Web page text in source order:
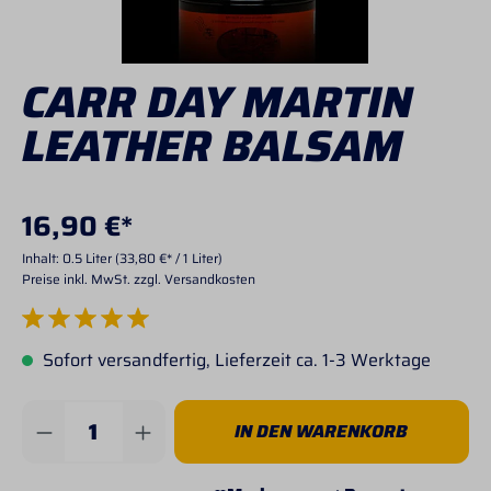
CARR DAY MARTIN
LEATHER BALSAM
16,90 €*
Inhalt: 0.5 Liter (33,80 €* / 1 Liter)
Preise inkl. MwSt. zzgl. Versandkosten
Durchschnittliche Bewertung von 5 von 5 Sternen
Sofort versandfertig, Lieferzeit ca. 1-3 Werktage
Produkt Anzahl: Gib den gewünschten
IN DEN WARENKORB